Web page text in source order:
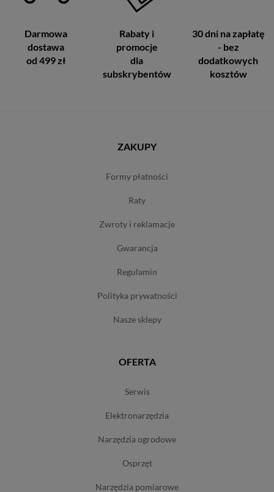
Darmowa
dostawa
od 499 zł
Rabaty i
promocje
dla
subskrybentów
30 dni na zapłatę
- bez
dodatkowych
kosztów
ZAKUPY
formy płatności
raty
zwroty i reklamacje
gwarancja
regulamin
polityka prywatności
nasze sklepy
OFERTA
serwis
elektronarzędzia
narzędzia ogrodowe
osprzęt
narzędzia pomiarowe